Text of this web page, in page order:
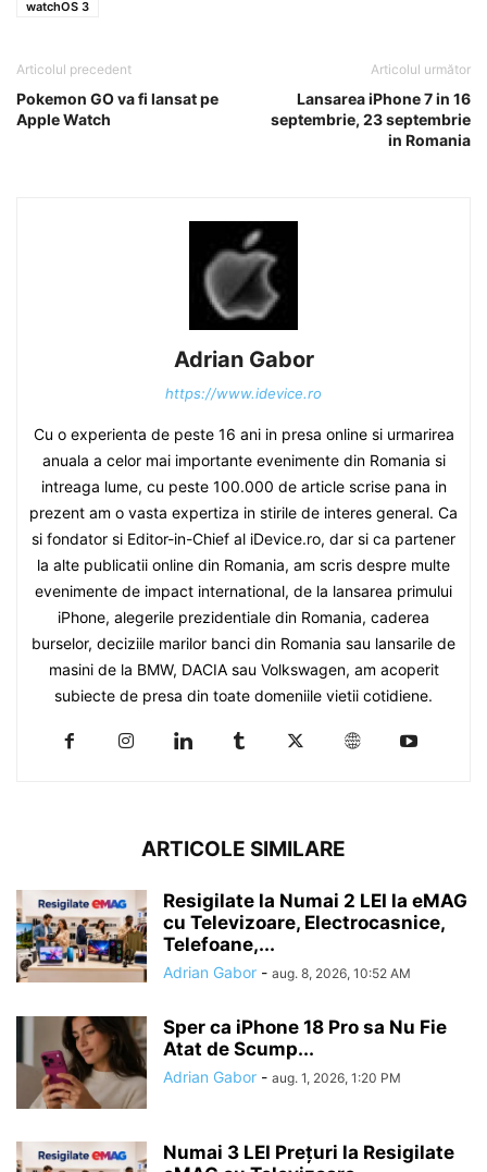
watchOS 3
Articolul precedent
Pokemon GO va fi lansat pe
Apple Watch
Articolul următor
Lansarea iPhone 7 in 16
septembrie, 23 septembrie
in Romania
Adrian Gabor
https://www.idevice.ro
Cu o experienta de peste 16 ani in presa online si urmarirea
anuala a celor mai importante evenimente din Romania si
intreaga lume, cu peste 100.000 de article scrise pana in
prezent am o vasta expertiza in stirile de interes general. Ca
si fondator si Editor-in-Chief al iDevice.ro, dar si ca partener
la alte publicatii online din Romania, am scris despre multe
evenimente de impact international, de la lansarea primului
iPhone, alegerile prezidentiale din Romania, caderea
burselor, deciziile marilor banci din Romania sau lansarile de
masini de la BMW, DACIA sau Volkswagen, am acoperit
subiecte de presa din toate domeniile vietii cotidiene.
ARTICOLE SIMILARE
Resigilate la Numai 2 LEI la eMAG
cu Televizoare, Electrocasnice,
Telefoane,...
Adrian Gabor - aug. 8, 2026, 10:52 AM
Sper ca iPhone 18 Pro sa Nu Fie
Atat de Scump...
Adrian Gabor - aug. 1, 2026, 1:20 PM
Numai 3 LEI Prețuri la Resigilate